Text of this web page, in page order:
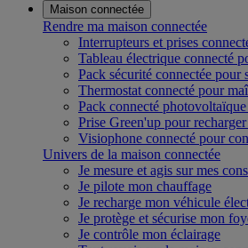
Maison connectée
Rendre ma maison connectée
Interrupteurs et prises
Tableau électrique connecté
Pack sécurité connectée pour
Thermostat connecté pour
Pack connecté
Prise Green'up pour
Visiophone connecté pour
Univers de la maison connectée
Je mesure et agis sur mes
Je pilote mon chauffage
Je recharge mon véhicule
Je protège et sécurise mon
Je contrôle mon éclairage